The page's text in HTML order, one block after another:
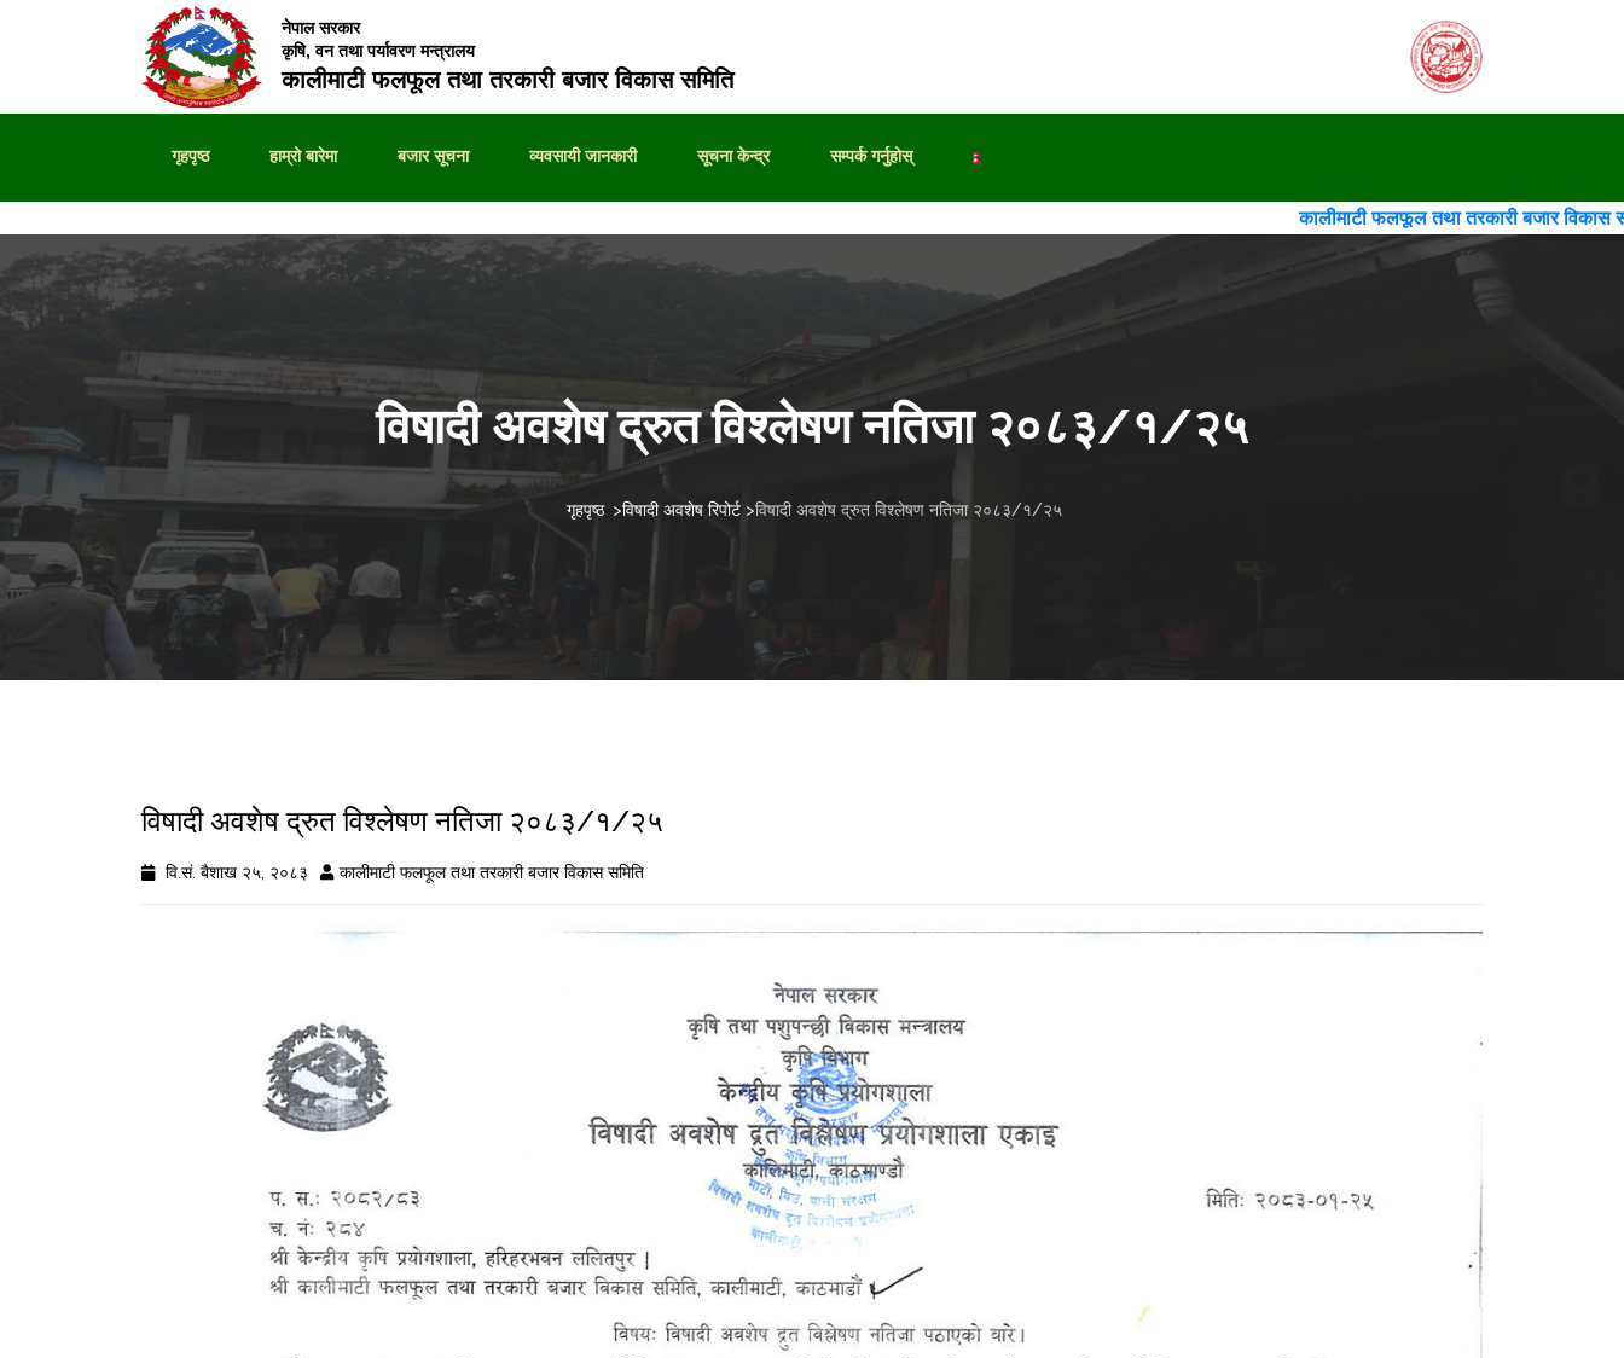
नेपाल सरकार
कृषि, वन तथा पर्यावरण मन्त्रालय
कालीमाटी फलफूल तथा तरकारी बजार विकास समिति
गृहपृष्ठ हाम्रो बारेमा बजार सूचना व्यवसायी जानकारी सूचना केन्द्र सम्पर्क गर्नुहोस्
कालीमाटी फलफूल तथा तरकारी बजार विकास
विषादी अवशेष द्रुत विश्लेषण नतिजा २०८३/१/२५
गृहपृष्ठ >विषादी अवशेष रिपोर्ट>विषादी अवशेष द्रुत विश्लेषण नतिजा २०८३/१/२५
विषादी अवशेष द्रुत विश्लेषण नतिजा २०८३/१/२५
वि.सं. बैशाख २५, २०८३ कालीमाटी फलफूल तथा तरकारी बजार विकास समिति